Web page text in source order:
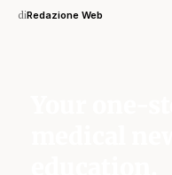
diRedazione Web